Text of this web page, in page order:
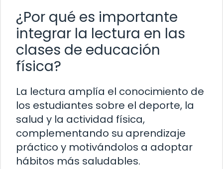
¿Por qué es importante
integrar la lectura en las
clases de educación
física?
La lectura amplía el conocimiento de
los estudiantes sobre el deporte, la
salud y la actividad física,
complementando su aprendizaje
práctico y motivándolos a adoptar
hábitos más saludables.